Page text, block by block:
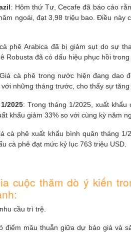
: Hôm thứ Tư, Cecafe đã báo cáo
ngoái, đạt 3,98 triệu bao. Điều này
phê Arabica đã bị giảm sụt do sự
Robusta đã có dấu hiệu phục hồi trong
cà phê trong nước hiện đang dao
những tháng trước, cho thấy sự
2025: Trong tháng 1/2025, xuất
khẩu giảm 33% so với cùng kỳ năm
cà phê xuất khẩu bình quân tháng 1/
cà phê đạt mức kỷ lục 763 triệu USD.
cuộc thăm dò ý kiến
cầu trì trệ.
điểm mâu thuẫn giữa dự báo giá và